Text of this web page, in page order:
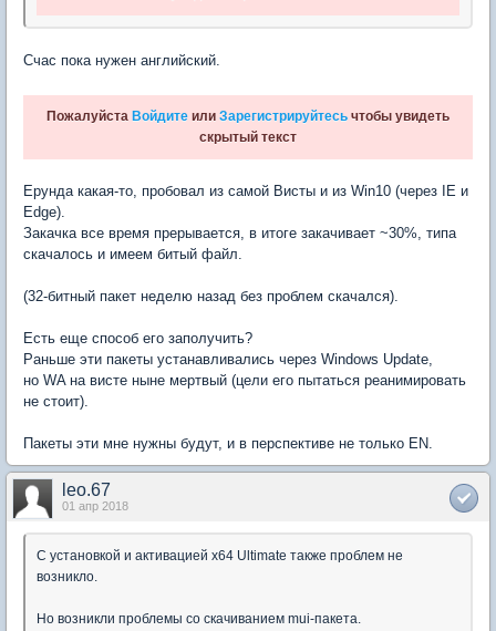
Счас пока нужен английский.
Пожалуйста Войдите или Зарегистрируйтесь чтобы увидеть
скрытый текст
Ерунда какая-то, пробовал из самой Висты и из Win10 (через IE и
Edge).
Закачка все время прерывается, в итоге закачивает ~30%, типа
скачалось и имеем битый файл.
(32-битный пакет неделю назад без проблем скачался).
Есть еще способ его заполучить?
Раньше эти пакеты устанавливались через Windows Update,
но WA на висте ныне мертвый (цели его пытаться реанимировать
не стоит).
Пакеты эти мне нужны будут, и в перспективе не только EN.
leo.67
01 апр 2018
С установкой и активацией x64 Ultimate также проблем не
возникло.
Но возникли проблемы со скачиванием mui-пакета.